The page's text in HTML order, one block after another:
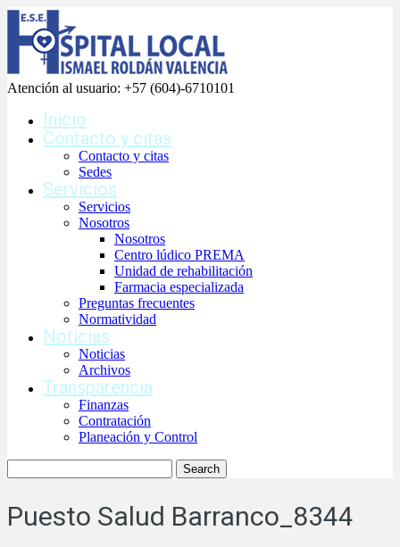
Atención al usuario: +57 (604)-6710101
Inicio
Contacto y citas
Contacto y citas
Sedes
Servicios
Servicios
Nosotros
Nosotros
Centro lúdico PREMA
Unidad de rehabilitación
Farmacia especializada
Preguntas frecuentes
Normatividad
Noticias
Noticias
Archivos
Transparencia
Finanzas
Contratación
Planeación y Control
Puesto Salud Barranco_8344